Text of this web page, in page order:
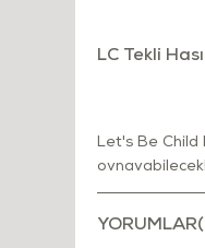
LC Tekli
Let's Be Child
Kavraması
parça
YORUMLAR